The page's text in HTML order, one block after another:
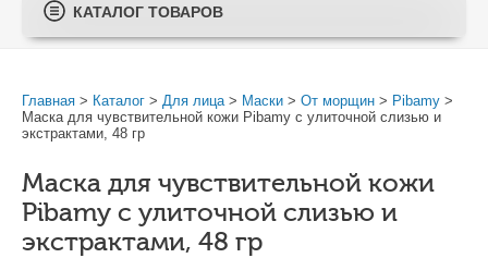
КАТАЛОГ ТОВАРОВ
Главная > Каталог > Для лица> Маски > От морщин > Pibamy >
Маска для чувствительной кожи Pibamy с улиточной слизью и
экстрактами, 48 гр
Маска для чувствительной кожи
Pibamy с улиточной слизью и
экстрактами, 48 гр